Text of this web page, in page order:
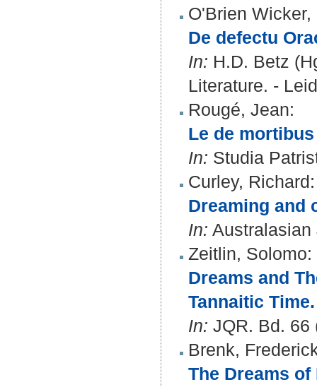
O'Brien Wicker,
De defectu
In: H.D. Betz
Literature. -
Rougé, Jean:
Le de
In: Studia
Curley, Richard:
Dreaming and
In: Australasian
Zeitlin, Solomo:
Dreams and
Tannaitic
In: JQR. Bd. 66
Brenk,
The Dreams